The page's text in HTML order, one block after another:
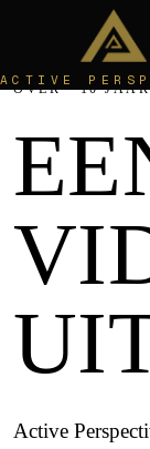
ACTIVE
ACTIVE
OVER · 10
Active